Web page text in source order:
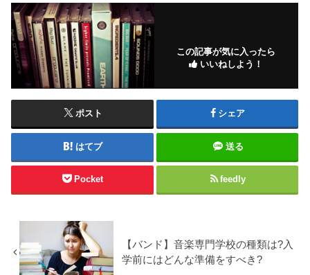
この記事が気に入ったら
いいねしよう！
ポスト シェア
はてブ 送る
Pocket feedly
【バンド】音楽専門学校の種類は?入
学前にはどんな準備をすべき?